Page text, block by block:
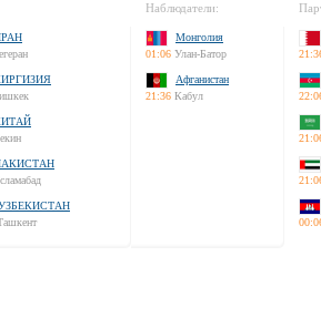
Наблюдатели:
Монголия
01:06 Улан-Батор
Афганистан
21:36 Кабул